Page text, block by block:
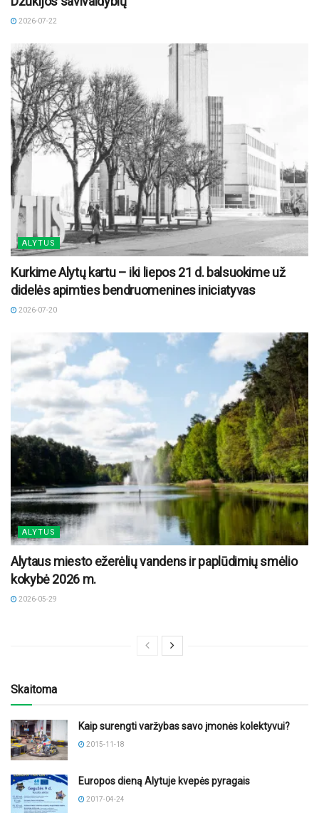
2026-07-22
ALYTUS
Kurkime Alytų kartu – iki liepos 21 d. balsuokime už
didelės apimties bendruomenines iniciatyvas
2026-07-20
ALYTUS
Alytaus miesto ežerėlių vandens ir paplūdimių smėlio
kokybė 2026 m.
2026-05-29
Skaitoma
Kaip surengti varžybas savo įmonės kolektyvui?
2015-11-18
Europos dieną Alytuje kvepės pyragais
2017-04-24